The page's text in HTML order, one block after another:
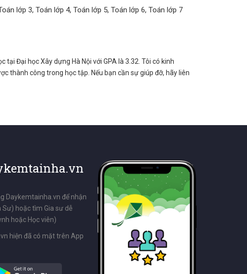
lớp 3, Toán lớp 4, Toán lớp 5, Toán lớp 6, Toán lớp 7
Đại học Xây dựng Hà Nội với GPA là 3.32. Tôi có kinh
thành công trong học tập. Nếu bạn cần sự giúp đỡ, hãy liên
Daykemtainha.vn để nhận
Sư) hoặc tìm Gia sư dễ
hoặc Học viên)
hiện đã có mặt trên App